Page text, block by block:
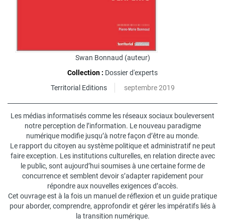
Swan Bonnaud (auteur)
Collection : Dossier d'experts
Territorial Editions
septembre 2019
Les médias informatisés comme les réseaux sociaux bouleversent
notre perception de l’information. Le nouveau paradigme
numérique modifie jusqu’à notre façon d’être au monde.
Le rapport du citoyen au système politique et administratif ne peut
faire exception. Les institutions culturelles, en relation directe avec
le public, sont aujourd’hui soumises à une certaine forme de
concurrence et semblent devoir s’adapter rapidement pour
répondre aux nouvelles exigences d’accès.
Cet ouvrage est à la fois un manuel de réflexion et un guide pratique
pour aborder, comprendre, approfondir et gérer les impératifs liés à
la transition numérique.